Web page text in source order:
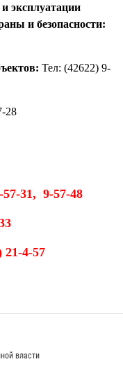
эксплуатации
и безопасности:
Тел: (42622) 9-
28
57-31, 9-57-48
21-4-57
власти